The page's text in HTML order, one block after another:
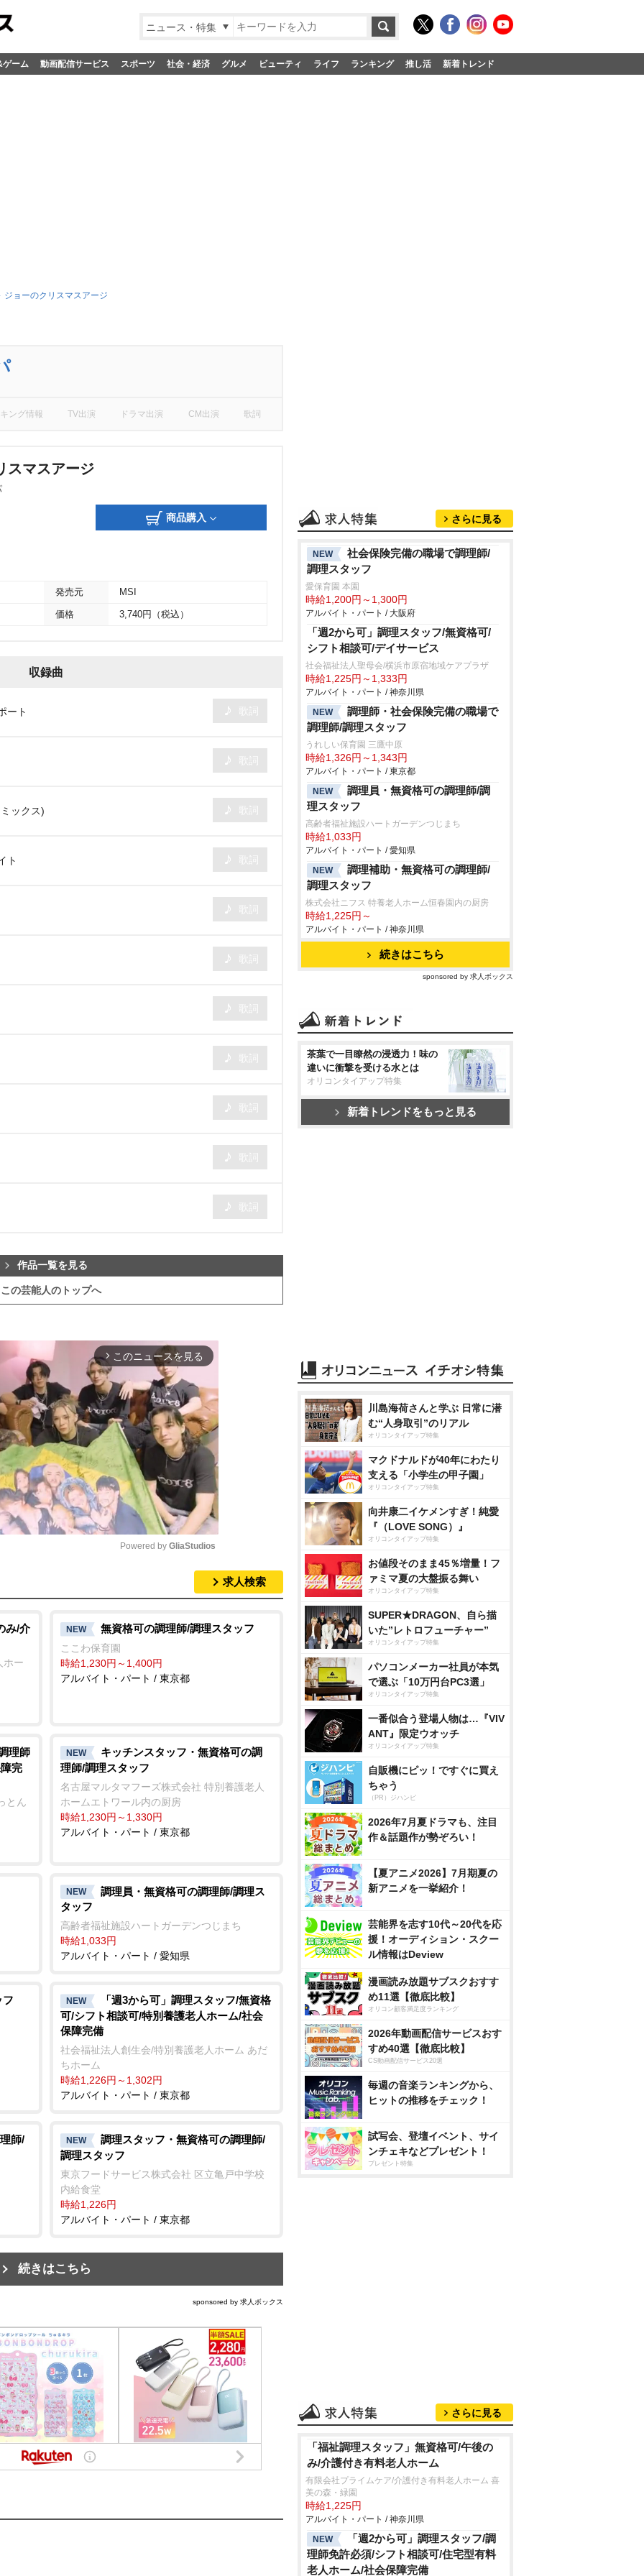
ニュース・特集
ゲーム 動画配信サービス スポーツ 社会・経済 グルメ ビューティ ライフ ランキング 推し活 新着トレンド
ジョーのクリスマスアージ
ング情報 TV出演 ドラマ出演 CM出演 歌詞
スマスアージ
商品購入
発売元 MSI
価格 3,740円（税込）
収録曲
ート
ックス)
ト
作品一覧を見る
この芸能人のトップへ
arrow_forward_ios このニュースを見る
t
Powered by GliaStudios
求人検索
み/介
ホー
NEW 無資格可の調理師/調理スタッフ
ここわ保育園
時給1,230円～1,400円
アルバイト・パート / 東京都
理師
完
とん
NEW
キッチンスタッフ・無資格可の調
理師/調理スタッフ
名古屋マルタマフーズ株式会社 特別養護老人
ホームエトワール内の厨房
時給1,230円～1,330円
アルバイト・パート / 東京都
NEW
調理員・無資格可の調理師/調理ス
タッフ
高齢者福祉施設ハートガーデンつじまち
時給1,033円
アルバイト・パート / 愛知県
フ NEW
「週3から可」調理スタッフ/無資格
可/シフト相談可/特別養護老人ホーム/社会
保障完備
社会福祉法人創生会/特別養護老人ホーム あだ
ちホーム
時給1,226円～1,302円
アルバイト・パート / 東京都
師/ NEW
調理スタッフ・無資格可の調理師/
調理スタッフ
東京フードサービス株式会社 区立亀戸中学校
内給食堂
時給1,226円
アルバイト・パート / 東京都
続きはこちら
sponsored by 求人ボックス
さらに見る
NEW
社会保険完備の職場で調理師/
調理スタッフ
愛保育園 本園
時給1,200円～1,300円
アルバイト・パート / 大阪府
「週2から可」調理スタッフ/無資格可/
シフト相談可/デイサービス
社会福祉法人聖母会/横浜市原宿地域ケアプラザ
時給1,225円～1,333円
アルバイト・パート / 神奈川県
NEW
調理師・社会保険完備の職場で
調理師/調理スタッフ
うれしい保育園 三鷹中原
時給1,326円～1,343円
アルバイト・パート / 東京都
NEW
調理員・無資格可の調理師/調
理スタッフ
高齢者福祉施設ハートガーデンつじまち
時給1,033円
アルバイト・パート / 愛知県
NEW
調理補助・無資格可の調理師/
調理スタッフ
株式会社ニフス 特養老人ホーム恒春園内の厨房
時給1,225円～
アルバイト・パート / 神奈川県
続きはこちら
sponsored by 求人ボックス
茶葉で一目瞭然の浸透力！味の
違いに衝撃を受ける水とは
オリコンタイアップ特集
新着トレンドをもっと見る
川島海荷さんと学ぶ 日常に潜
む“人身取引”のリアル
オリコンタイアップ特集
マクドナルドが40年にわたり
支える「小学生の甲子園」
オリコンタイアップ特集
向井康二イケメンすぎ！純愛
『（LOVE SONG）』
オリコンタイアップ特集
お値段そのまま45％増量！フ
ァミマ夏の大盤振る舞い
オリコンタイアップ特集
SUPER★DRAGON、自ら描
いた”レトロフューチャー”
オリコンタイアップ特集
パソコンメーカー社員が本気
で選ぶ「10万円台PC3選」
オリコンタイアップ特集
一番似合う登場人物は…『VIV
ANT』限定ウオッチ
オリコンタイアップ特集
自販機にピッ！ですぐに買え
ちゃう
（PR）ジハンピ
2026年7月夏ドラマも、注目
作＆話題作が勢ぞろい！
【夏アニメ2026】7月期夏の
新アニメを一挙紹介！
芸能界を志す10代～20代を応
援！オーディション・スクー
ル情報はDeview
漫画読み放題サブスクおすす
め11選【徹底比較】
オリコン顧客満足度ランキング
2026年動画配信サービスおす
すめ40選【徹底比較】
CS動画配信サービス20選
毎週の音楽ランキングから、
ヒットの推移をチェック！
試写会、登壇イベント、サイ
ンチェキなどプレゼント！
プレゼント特集
さらに見る
「福祉調理スタッフ」無資格可/午後の
み/介護付き有料老人ホーム
有限会社プライムケア/介護付き有料老人ホーム 喜
美の森・緑園
時給1,225円
アルバイト・パート / 神奈川県
NEW
「週2から可」調理スタッフ/調
理師免許必須/シフト相談可/住宅型有料
老人ホーム/社会保障完備